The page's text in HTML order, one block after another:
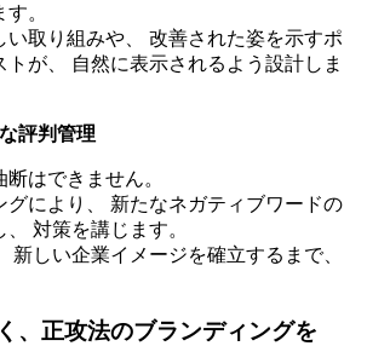
。
い取り組みや、 改善された姿を示すポ
トが、 自然に表示されるよう設計しま
評判管理
はできません。
グにより、 新たなネガティブワードの
対策を講じます。
新しい企業イメージを確立するまで、
、正攻法のブランディングを